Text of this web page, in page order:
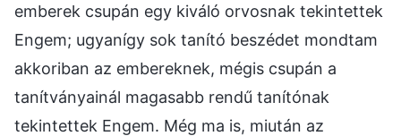
emberek csupán egy kiváló orvosnak tekintettek
Engem; ugyanígy sok tanító beszédet mondtam
akkoriban az embereknek, mégis csupán a
tanítványainál magasabb rendű tanítónak
tekintettek Engem. Még ma is, miután az